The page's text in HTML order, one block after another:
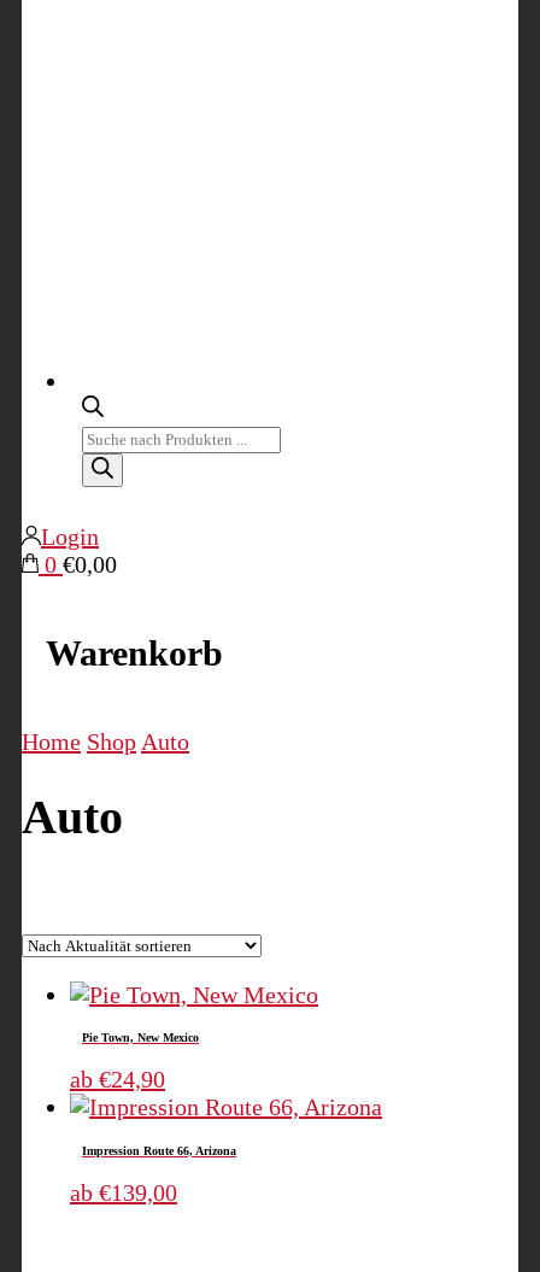
Products
search
Login
0 €0,00
Warenkorb
Home Shop Auto
Auto
Pie Town, New Mexico
ab €24,90Dieses
Produkt
mehrere
Varianten
Impression Route 66, Arizona
ab €139,00Dieses